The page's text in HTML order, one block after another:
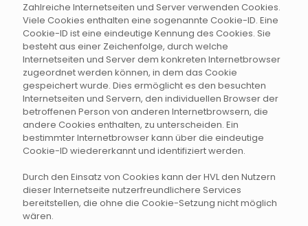
Zahlreiche Internetseiten und Server verwenden Cookies.
Viele Cookies enthalten eine sogenannte Cookie-ID. Eine
Cookie-ID ist eine eindeutige Kennung des Cookies. Sie
besteht aus einer Zeichenfolge, durch welche
Internetseiten und Server dem konkreten Internetbrowser
zugeordnet werden können, in dem das Cookie
gespeichert wurde. Dies ermöglicht es den besuchten
Internetseiten und Servern, den individuellen Browser der
betroffenen Person von anderen Internetbrowsern, die
andere Cookies enthalten, zu unterscheiden. Ein
bestimmter Internetbrowser kann über die eindeutige
Cookie-ID wiedererkannt und identifiziert werden.
Durch den Einsatz von Cookies kann der HVL den Nutzern
dieser Internetseite nutzerfreundlichere Services
bereitstellen, die ohne die Cookie-Setzung nicht möglich
wären.